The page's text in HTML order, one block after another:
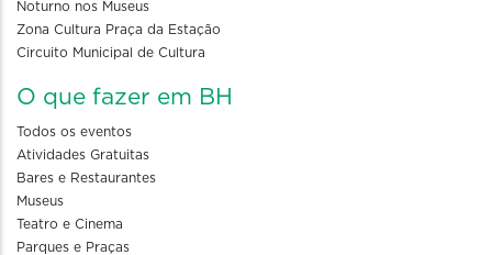
Noturno nos Museus
Zona Cultura Praça da Estação
Circuito Municipal de Cultura
O que fazer em BH
Todos os eventos
Atividades Gratuitas
Bares e Restaurantes
Museus
Teatro e Cinema
Parques e Praças